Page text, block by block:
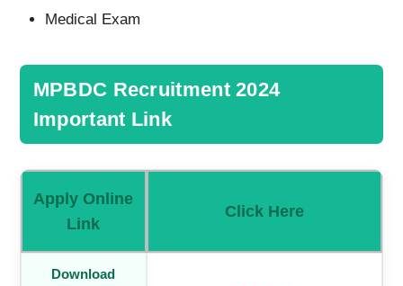
Medical Exam
MPBDC Recruitment 2024
Important Link
Apply Online
Link
Click Here
Download